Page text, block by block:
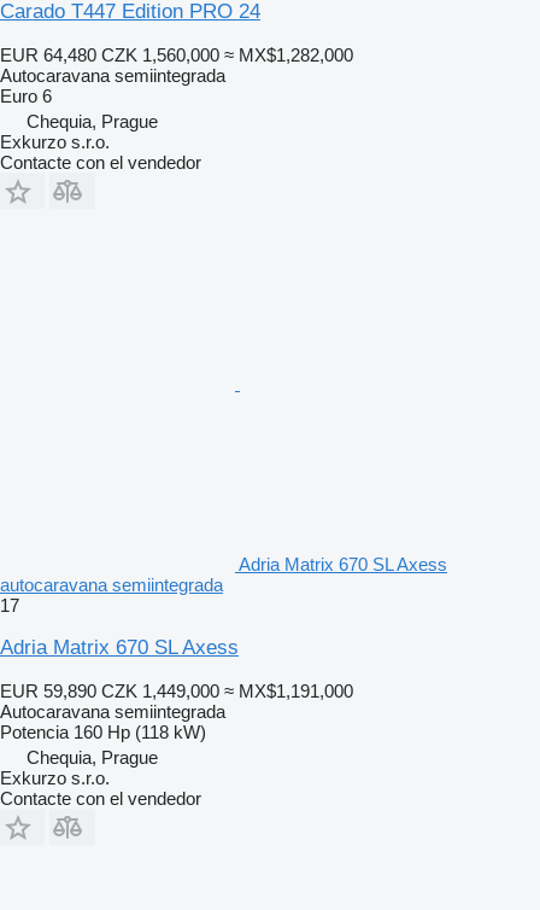
Carado T447 Edition PRO 24
EUR 64,480 CZK 1,560,000 ≈ MX$1,282,000
Autocaravana semiintegrada
Euro 6
Chequia, Prague
Exkurzo s.r.o.
Contacte con el vendedor
Adria Matrix 670 SL Axess
autocaravana semiintegrada
17
Adria Matrix 670 SL Axess
EUR 59,890 CZK 1,449,000 ≈ MX$1,191,000
Autocaravana semiintegrada
Potencia 160 Hp (118 kW)
Chequia, Prague
Exkurzo s.r.o.
Contacte con el vendedor